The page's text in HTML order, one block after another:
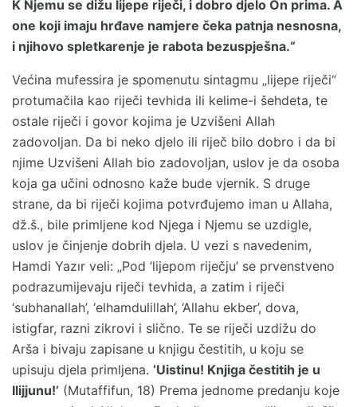
K Njemu se dižu lijepe riječi, i dobro djelo On prima. A
one koji imaju hrđave namjere čeka patnja nesnosna,
i njihovo spletkarenje je rabota bezuspješna.“
Većina mufessira je spomenutu sintagmu „lijepe riječi“
protumačila kao riječi tevhida ili kelime-i šehdeta, te
ostale riječi i govor kojima je Uzvišeni Allah
zadovoljan. Da bi neko djelo ili riječ bilo dobro i da bi
njime Uzvišeni Allah bio zadovoljan, uslov je da osoba
koja ga učini odnosno kaže bude vjernik. S druge
strane, da bi riječi kojima potvrđujemo iman u Allaha,
dž.š., bile primljene kod Njega i Njemu se uzdigle,
uslov je činjenje dobrih djela. U vezi s navedenim,
Hamdi Yazır veli: „Pod ‘lijepom riječju’ se prvenstveno
podrazumijevaju riječi tevhida, a zatim i riječi
‘subhanallah’, ‘elhamdulillah’, ‘Allahu ekber’, dova,
istigfar, razni zikrovi i slično. Te se riječi uzdižu do
Arša i bivaju zapisane u knjigu čestitih, u koju se
upisuju djela primljena. ‘Uistinu! Knjiga čestitih je u
Ilijjunu!’ (Mutaffifun, 18) Prema jednome predanju koje